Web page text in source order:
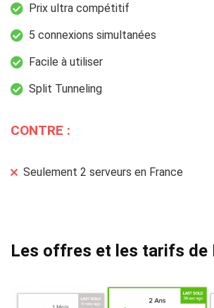
Prix ultra compétitif
5 connexions simultanées
Facile à utiliser
Split Tunneling
CONTRE :
Seulement 2 serveurs en France
Les offres et les tarifs de